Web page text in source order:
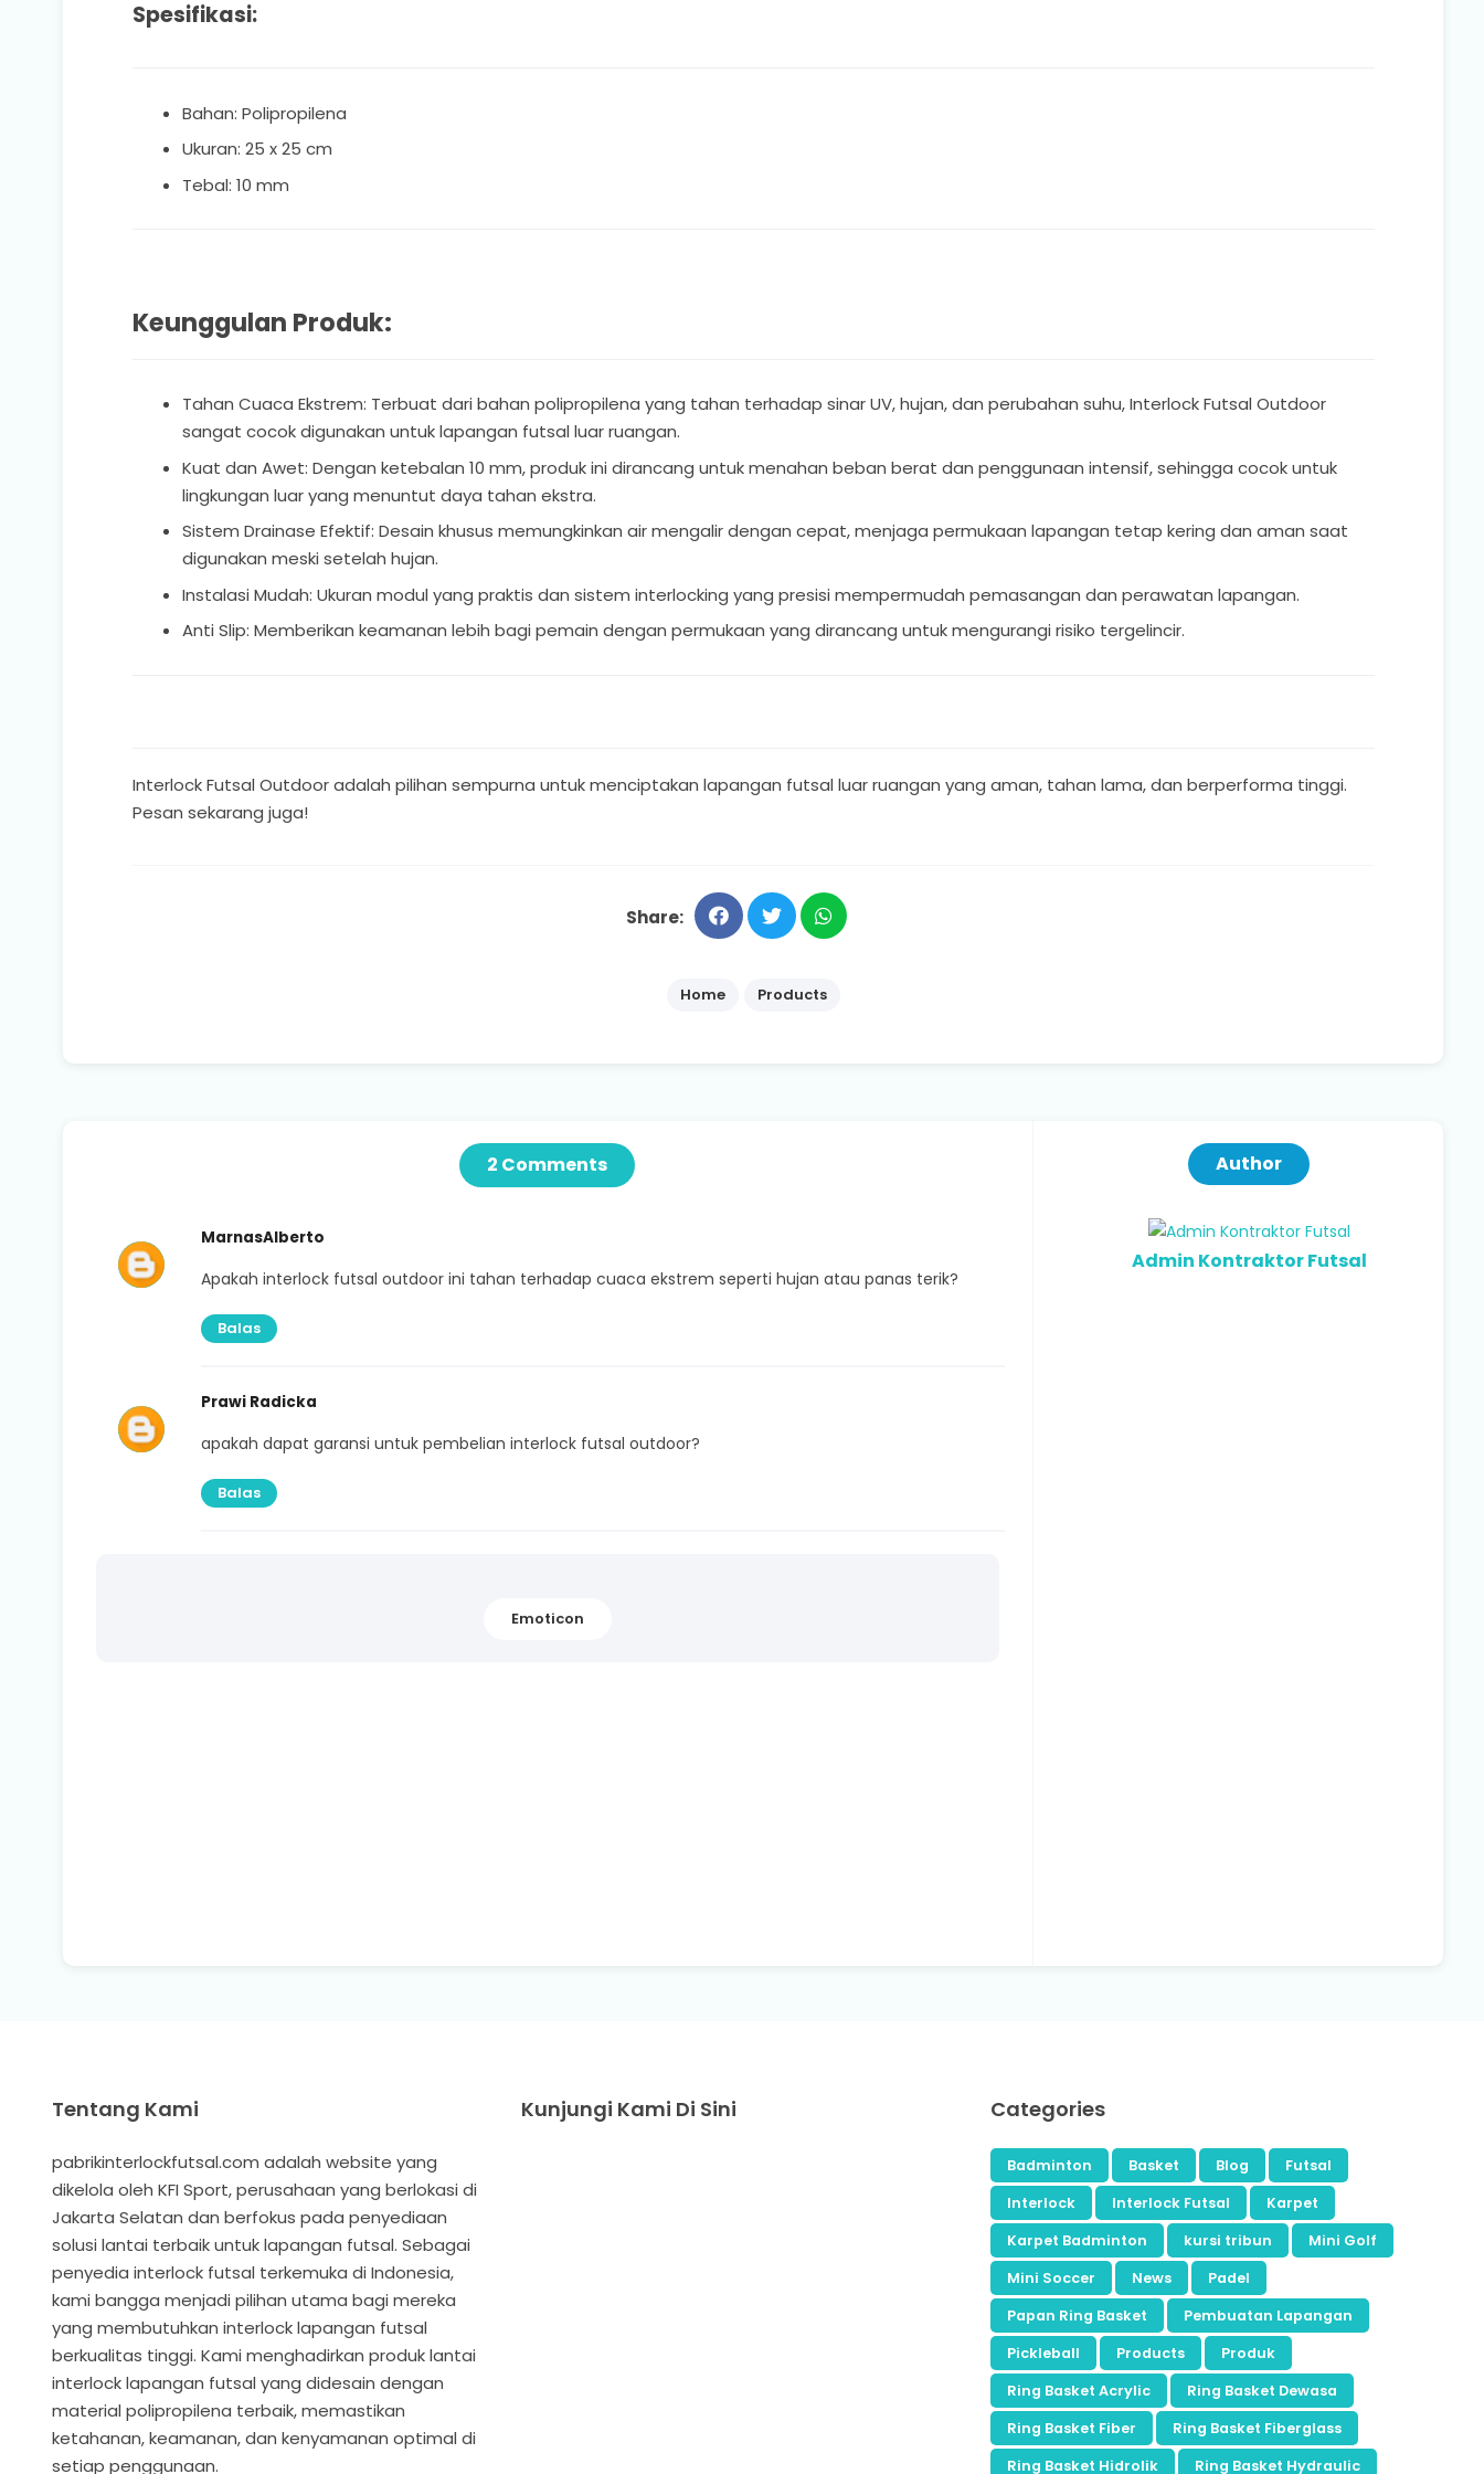
Spesifikasi:
Bahan: Polipropilena
Ukuran: 25 x 25 cm
Tebal: 10 mm
Keunggulan Produk:
Tahan Cuaca Ekstrem: Terbuat dari bahan polipropilena yang tahan terhadap sinar UV, hujan, dan perubahan suhu, Interlock Futsal Outdoor
sangat cocok digunakan untuk lapangan futsal luar ruangan.
Kuat dan Awet: Dengan ketebalan 10 mm, produk ini dirancang untuk menahan beban berat dan penggunaan intensif, sehingga cocok untuk
lingkungan luar yang menuntut daya tahan ekstra.
Sistem Drainase Efektif: Desain khusus memungkinkan air mengalir dengan cepat, menjaga permukaan lapangan tetap kering dan aman saat
digunakan meski setelah hujan.
Instalasi Mudah: Ukuran modul yang praktis dan sistem interlocking yang presisi mempermudah pemasangan dan perawatan lapangan.
Anti Slip: Memberikan keamanan lebih bagi pemain dengan permukaan yang dirancang untuk mengurangi risiko tergelincir.
Interlock Futsal Outdoor adalah pilihan sempurna untuk menciptakan lapangan futsal luar ruangan yang aman, tahan lama, dan berperforma tinggi.
Pesan sekarang juga!
Share:
Home Products
2 Comments
MarnasAlberto
Apakah interlock futsal outdoor ini tahan terhadap cuaca ekstrem seperti hujan atau panas terik?
Balas
Prawi Radicka
apakah dapat garansi untuk pembelian interlock futsal outdoor?
Balas
Emoticon
Author
Admin Kontraktor Futsal
Tentang Kami
pabrikinterlockfutsal.com adalah website yang
dikelola oleh KFI Sport, perusahaan yang berlokasi di
Jakarta Selatan dan berfokus pada penyediaan
solusi lantai terbaik untuk lapangan futsal. Sebagai
penyedia interlock futsal terkemuka di Indonesia,
kami bangga menjadi pilihan utama bagi mereka
yang membutuhkan interlock lapangan futsal
berkualitas tinggi. Kami menghadirkan produk lantai
interlock lapangan futsal yang didesain dengan
material polipropilena terbaik, memastikan
ketahanan, keamanan, dan kenyamanan optimal di
setiap penggunaan.
Kunjungi Kami Di Sini Categories
Badminton Basket Blog
Futsal
Interlock
Interlock Futsal
Karpet
Karpet Badminton
kursi tribun
Mini Golf
Mini Soccer
News
Padel
Papan Ring Basket
Pembuatan Lapangan
Pickleball
Products
Produk
Ring Basket Acrylic
Ring Basket Dewasa
Ring Basket Fiber
Ring Basket Fiberglass
Ring Basket Hidrolik
Ring Basket Hydraulic